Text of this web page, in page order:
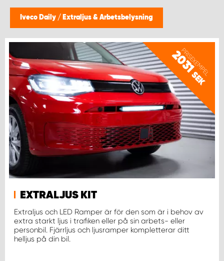
Iveco Daily / Extraljus & Arbetsbelysning
PRISEXEMPEL
2031
SEK
EXTRALJUS KIT
Extraljus och LED Ramper är för den som är i behov av
extra starkt ljus i trafiken eller på sin arbets- eller
personbil. Fjärrljus och ljusramper kompletterar ditt
helljus på din bil.
WORK SYSTEM SUNDSVALL
WORK SYSTEM TRESTAD
WORK SYSTEM UMEÅ
WORK SYSTEM UPPSALA
WORK SYSTEM VARBERG
WORK SYSTEM VÄRNAMO
WORK SYSTEM VÄSTERÅS
WORK SYSTEM VÄXJÖ